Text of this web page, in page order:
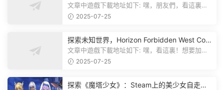
飛升》v38.9中文版全新升級！
文章中遊戲下載地址如下: 嘿，朋友們，看這裏！
《方舟：生存飛升》這個遊戲超火...
2025-07-25
探索未知世界，Horizon Forbidden West Com
plete Edition正式發布！
文章中遊戲下載地址如下: 嘿，看這裏！想要加入
遊戲資源分享群，就點文章最後那...
2025-07-25
探索《魔塔少女》：Steam上的美少女自走